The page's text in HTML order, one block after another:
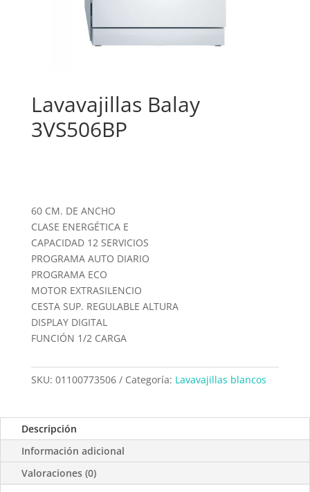
Lavavajillas Balay
3VS506BP
60 CM. DE ANCHO
CLASE ENERGÉTICA E
CAPACIDAD 12 SERVICIOS
PROGRAMA AUTO DIARIO
PROGRAMA ECO
MOTOR EXTRASILENCIO
CESTA SUP. REGULABLE ALTURA
DISPLAY DIGITAL
FUNCIÓN 1/2 CARGA
SKU: 01100773506 Categoría: Lavavajillas blancos
Descripción
Información adicional
Valoraciones (0)